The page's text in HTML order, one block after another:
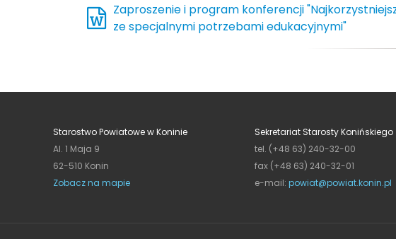
Zaproszenie i program konferencji
ze specjalnymi potrzebami edukacyjnymi"
Starostwo Powiatowe w Koninie
Al. 1 Maja 9
62-510 Konin
Zobacz na mapie
Sekretariat Starosty Konińskiego
tel. (+48 63) 240-32-00
fax (+48 63) 240-32-01
e-mail: powiat@powiat.konin.pl